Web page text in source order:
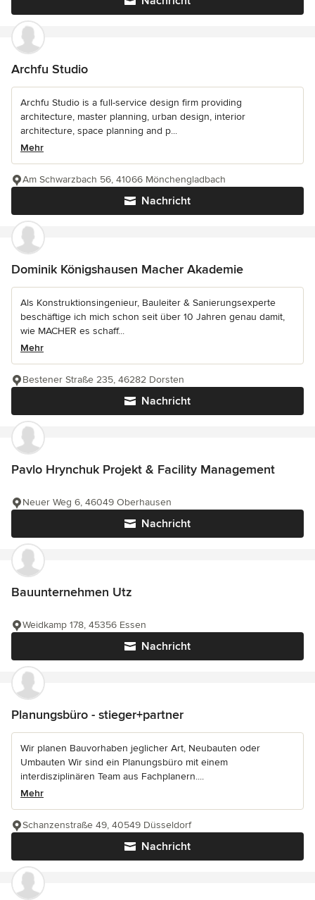
Archfu Studio
Archfu Studio is a full-service design firm providing
architecture, master planning, urban design, interior
architecture, space planning and p...
Mehr
Nachricht
Am Schwarzbach 56, 41066 Mönchengladbach
Dominik Königshausen Macher Akademie
Als Konstruktionsingenieur, Bauleiter & Sanierungsexperte
beschäftige ich mich schon seit über 10 Jahren genau damit,
wie MACHER es schaff...
Mehr
Nachricht
Bestener Straße 235, 46282 Dorsten
Pavlo Hrynchuk Projekt & Facility Management
Nachricht
Neuer Weg 6, 46049 Oberhausen
Bauunternehmen Utz
Nachricht
Weidkamp 178, 45356 Essen
Planungsbüro - stieger+partner
Wir planen Bauvorhaben jeglicher Art, Neubauten oder
Umbauten Wir sind ein Planungsbüro mit einem
interdisziplinären Team aus Fachplanern....
Mehr
Nachricht
Schanzenstraße 49, 40549 Düsseldorf